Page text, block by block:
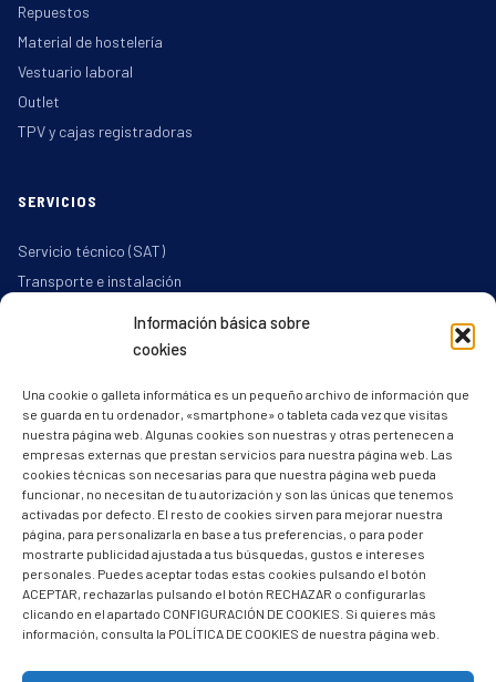
Información básica sobre
cookies
Una cookie o galleta informática es un pequeño archivo de información que
se guarda en tu ordenador, «smartphone» o tableta cada vez que visitas
nuestra página web. Algunas cookies son nuestras y otras pertenecen a
empresas externas que prestan servicios para nuestra página web. Las
cookies técnicas son necesarias para que nuestra página web pueda
funcionar, no necesitan de tu autorización y son las únicas que tenemos
activadas por defecto. El resto de cookies sirven para mejorar nuestra
página, para personalizarla en base a tus preferencias, o para poder
mostrarte publicidad ajustada a tus búsquedas, gustos e intereses
personales. Puedes aceptar todas estas cookies pulsando el botón
ACEPTAR, rechazarlas pulsando el botón RECHAZAR o configurarlas
clicando en el apartado CONFIGURACIÓN DE COOKIES. Si quieres más
información, consulta la POLÍTICA DE COOKIES de nuestra página web.
Repuestos
Material de hostelería
Vestuario laboral
Outlet
TPV y cajas registradoras
SERVICIOS
Servicio técnico (SAT)
Transporte e instalación
Recreativos Avenida, S.L.
Carretera de Jaén, 7
02400 Hellín (Albacete)
967 30 38 46
687 76 54 43
info@recreativosavenida.com
L-V: 09:00–13:30 / 16:30–20:00
Sáb: 09:00–13:30